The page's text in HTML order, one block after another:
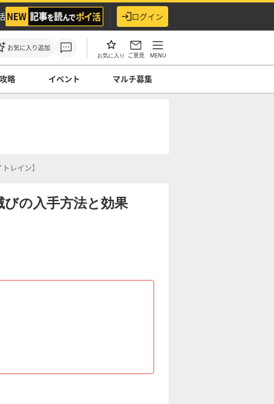
ログイン
お気に入り追加
お気に入り ご意見 MENU
略 イベント マルチ募集
レイン】
の入手方法と効果